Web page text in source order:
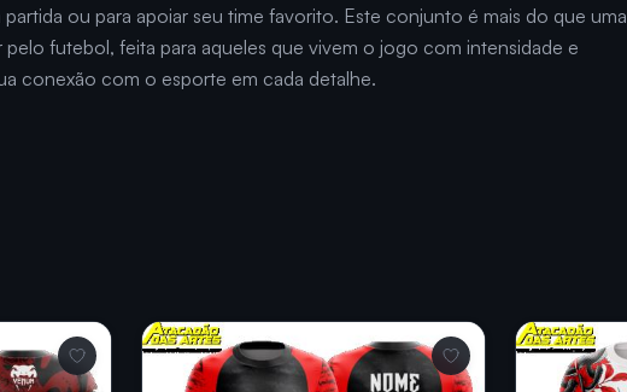
ou para apoiar seu time favorito. Este conjunto é mais do que uma
futebol, feita para aqueles que vivem o jogo com intensidade e
conexão com o esporte em cada detalhe.